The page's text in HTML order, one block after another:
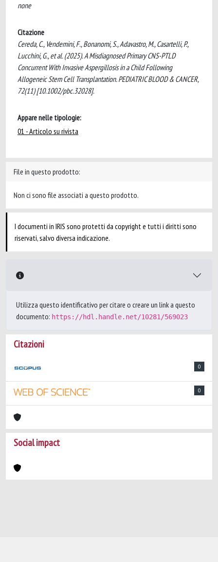
none
Citazione
Cereda, C., Vendemini, F., Bonanomi, S., Adavastro, M., Casartelli, P.,
Lucchini, G., et al. (2025). A Misdiagnosed Primary CNS-PTLD
Concurrent With Invasive Aspergillosis in a Child Following
Allogeneic Stem Cell Transplantation. PEDIATRIC BLOOD & CANCER,
72(11) [10.1002/pbc.32028].
Appare nelle tipologie:
01 - Articolo su rivista
File in questo prodotto:
Non ci sono file associati a questo prodotto.
I documenti in IRIS sono protetti da copyright e tutti i diritti sono
riservati, salvo diversa indicazione.
Utilizza questo identificativo per citare o creare un link a questo
documento: https://hdl.handle.net/10281/569023
Citazioni
0
0
Social impact